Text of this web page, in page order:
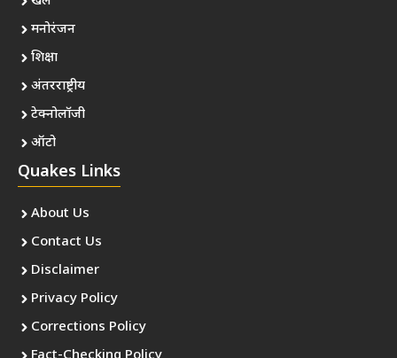
मनोरंजन
शिक्षा
अंतरराष्ट्रीय
टेक्नोलॉजी
ऑटो
Quakes Links
About Us
Contact Us
Disclaimer
Privacy Policy
Corrections Policy